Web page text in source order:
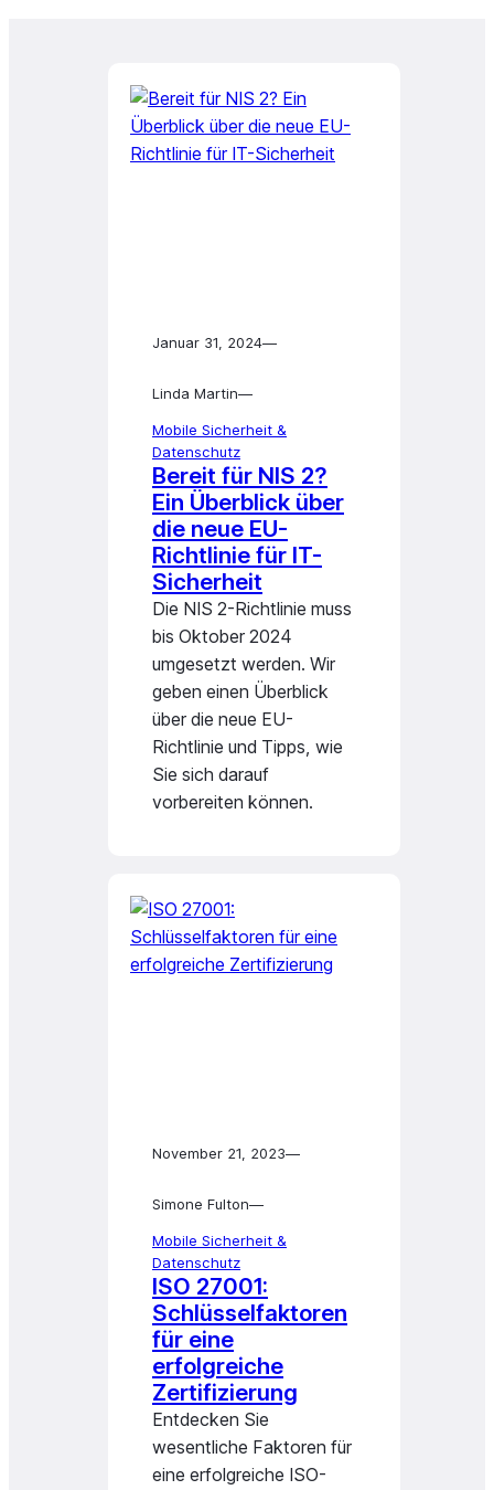
Januar 31, 2024—
Linda Martin—
Mobile Sicherheit &
Datenschutz
Bereit für NIS 2?
Ein Überblick über
die neue EU-
Richtlinie für IT-
Sicherheit
Die NIS 2-Richtlinie muss
bis Oktober 2024
umgesetzt werden. Wir
geben einen Überblick
über die neue EU-
Richtlinie und Tipps, wie
Sie sich darauf
vorbereiten können.
November 21, 2023—
Simone Fulton—
Mobile Sicherheit &
Datenschutz
ISO 27001:
Schlüsselfaktoren
für eine
erfolgreiche
Zertifizierung
Entdecken Sie
wesentliche Faktoren für
eine erfolgreiche ISO-